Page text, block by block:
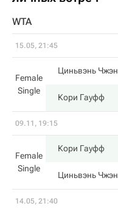
WTA
15.05, 21:45
Female
Single
Циньвэнь Чжэн
Кори Гауфф
09.11, 19:15
Female
Single
Кори Гауфф
Циньвэнь Чжэн
14.05, 21:40